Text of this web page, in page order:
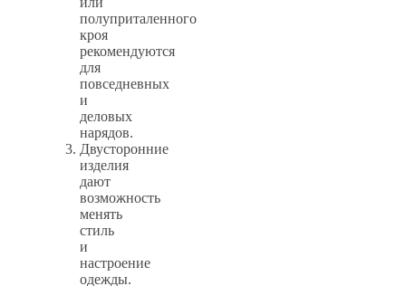
полуприталенного
кроя
рекомендуются
для
повседневных
и
деловых
нарядов.
Двусторонние
изделия
дают
возможность
менять
стиль
и
настроение
одежды.